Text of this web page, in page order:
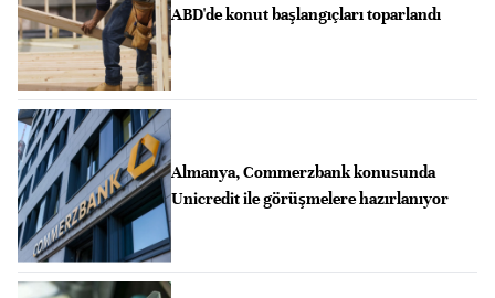
ABD'de konut başlangıçları toparlandı
Almanya, Commerzbank konusunda
Unicredit ile görüşmelere hazırlanıyor